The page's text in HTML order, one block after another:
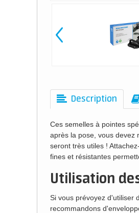
Description
Ces semelles à pointes
après la pose, vous devez
seront très utiles !
fines et résistantes
Utilisation
Si vous prévoyez d'utiliser
recommandons